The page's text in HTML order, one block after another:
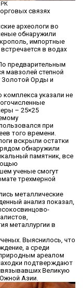
РК
связях
археологи во
обнаружили
импортные
в водах
предварительным
мавзолей степной
Золотой Орды и
комплекса указали не
– 25×25
при
того времени.
вскрыли остатки
обнаружили
памятник, все
ученые смогут
трехмерной
металлические
анализ показал,
металлургии в
Выяснилось, что
а среди
ареалом
подтверждают
Великую
Азии.